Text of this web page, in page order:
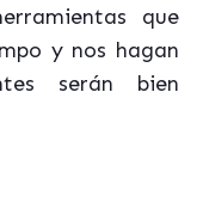
que
y nos hagan
serán bien